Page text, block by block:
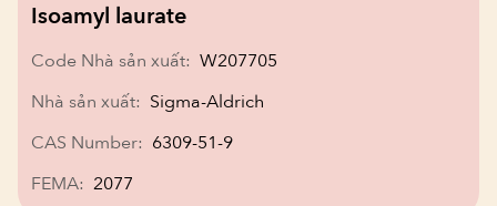
Isoamyl laurate
Code Nhà sản xuất: W207705
Nhà sản xuất: Sigma-Aldrich
CAS Number: 6309-51-9
FEMA: 2077